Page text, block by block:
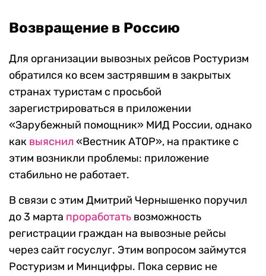
Возвращение в Россию
Для организации вывозных рейсов Ростуризм
обратился ко всем застрявшим в закрытых
странах туристам с просьбой
зарегистрироваться в приложении
«Зарубежный помощник» МИД России, однако
как выяснил «Вестник АТОР», на практике с
этим возникли проблемы: приложение
стабильно не работает.
В связи с этим Дмитрий Чернышенко поручил
до 3 марта проработать возможность
регистрации граждан на вывозные рейсы
через сайт госуслуг. Этим вопросом займутся
Ростуризм и Минцифры. Пока сервис не